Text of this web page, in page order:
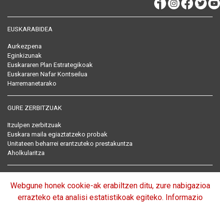
EUSKARABIDEA
Aurkezpena
Eginkizunak
Euskararen Plan Estrategikoak
Euskararen Nafar Kontseilua
Harremanetarako
GURE ZERBITZUAK
Itzulpen zerbitzuak
Euskara maila egiaztatzeko probak
Unitateen beharrei erantzuteko prestakuntza
Aholkularitza
Arautegia
Webgune honek cookie-ak erabiltzen ditu, zure nabigazioa
errazteko eta analisi estatistikoak egiteko. Informazio